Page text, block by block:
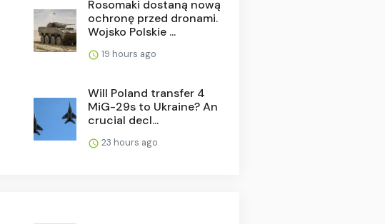
Rosomaki dostaną nową
ochronę przed dronami.
Wojsko Polskie ...
19 hours ago
Will Poland transfer 4
MiG-29s to Ukraine? An
crucial decl...
23 hours ago